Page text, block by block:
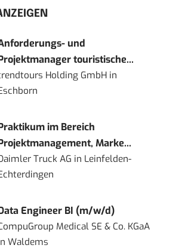
und
touristische...
Holding GmbH in
im Bereich
Marke...
Truck AG in Leinfelden-
Engineer BI (m/w/d)
Medical SE & Co. KGaA
Waldems